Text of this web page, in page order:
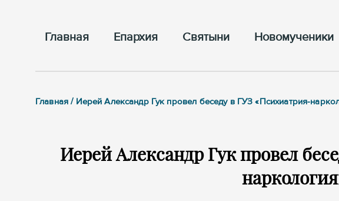
Главная Епархия Cвятыни Новомученики
Главная / Иерей Александр Гук провел беседу в ГУЗ «Психиатрия-
Иерей Александр Гук провел